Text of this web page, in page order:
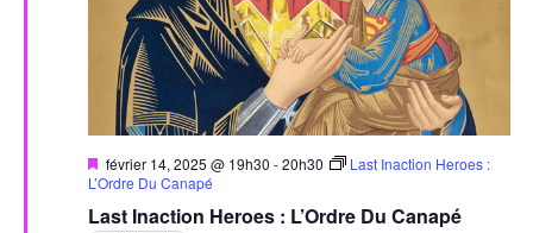
Last Inaction Heroes : L’Ordre Du Canapé
Mis
en
février 14, 2025 @ 19h30 -20h30
Last Inaction Heroes :
L’Ordre Du Canapé